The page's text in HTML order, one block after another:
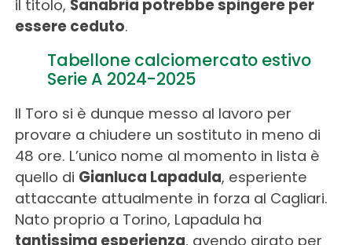
il titolo, Sanabria potrebbe spingere per
essere ceduto.
Tabellone calciomercato estivo
Serie A 2024-2025
Il Toro si è dunque messo al lavoro per
provare a chiudere un sostituto in meno di
48 ore. L’unico nome al momento in lista è
quello di Gianluca Lapadula, esperiente
attaccante attualmente in forza al Cagliari.
Nato proprio a Torino, Lapadula ha
tantissima esperienza, avendo girato per